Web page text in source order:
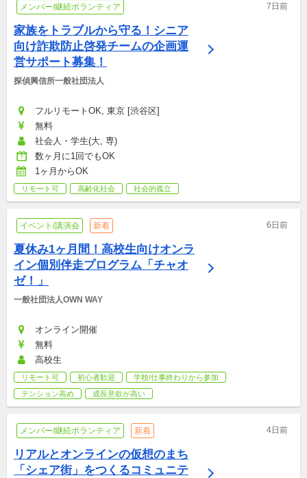
メンバー/継続ボランティア 7日前
家族をトラブルから守る！シニア
向け詐欺防止啓発チームの企画運
営サポート募集！
探偵興信所一般社団法人
フルリモートOK, 東京 [渋谷区]
無料
社会人・学生(大, 専)
数ヶ月に1回でもOK
1ヶ月からOK
リモート可 高齢化社会 社会的孤立
イベント/講演会 新着 6日前
夏休み1ヶ月間！高校生向けオンラ
イン個別伴走プログラム「チャオ
ゼ！」
一般社団法人OWN WAY
オンライン開催
無料
高校生
リモート可 初心者歓迎
学校/仕事終わりから参加
テンション高め
成長意欲が高い
メンバー/継続ボランティア 新着 4日前
リアルとオンラインの仮想のまち
「シェア街」をつくるコミュニテ